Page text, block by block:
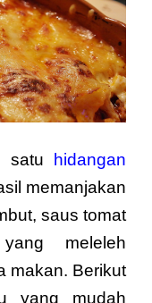
satu
hidangan
memanjakan
saus tomat
meleleh
makan. Berikut
yang mudah